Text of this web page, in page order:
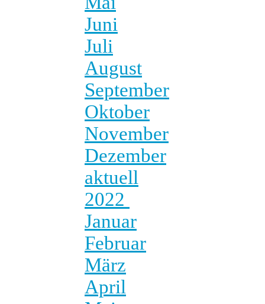
Juni
Juli
August
September
Oktober
November
Dezember
aktuell
2022
Januar
Februar
März
April